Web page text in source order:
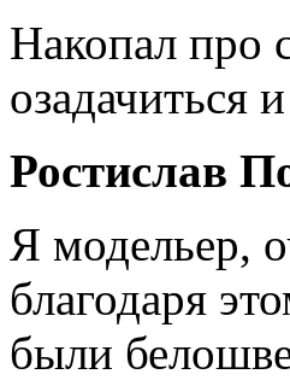
Накопал про
озадачиться
Ростислав
Я модельер,
благодаря
были